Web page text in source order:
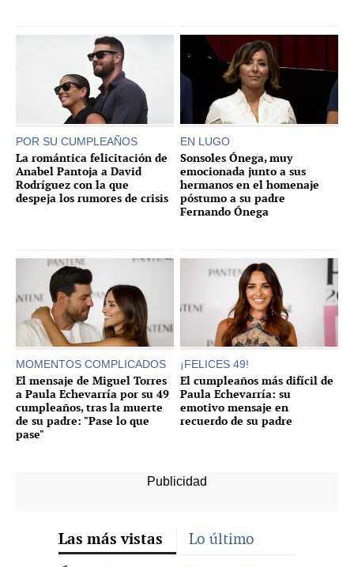
POR SU CUMPLEAÑOS
La romántica felicitación de
Anabel Pantoja a David
Rodríguez con la que
despeja los rumores de crisis
EN LUGO
Sonsoles Ónega, muy
emocionada junto a sus
hermanos en el homenaje
póstumo a su padre
Fernando Ónega
MOMENTOS COMPLICADOS
El mensaje de Miguel Torres
a Paula Echevarría por su 49
cumpleaños, tras la muerte
de su padre: "Pase lo que
pase"
¡FELICES 49!
El cumpleaños más difícil de
Paula Echevarría: su
emotivo mensaje en
recuerdo de su padre
Las más vistas Lo último